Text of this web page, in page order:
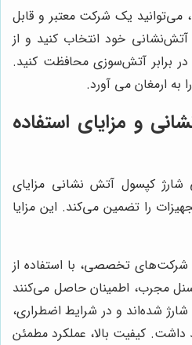
می‌توانید یک شرکت معتبر و قابل
آتش‌نشانی خود انتخاب کنید و از
برابر آتش‌سوزی محافظت کنید.
به ارمغان می آورد.
و مزایای استفاده
کپسول آتش نشانی مزایای
را تضمین می‌کند. این مزایا
شرکت‌های تخصصی، با استفاده از
مجرب، اطمینان حاصل می‌کنند
شده‌اند و در شرایط اضطراری،
داشت. کیفیت بالا، عملکرد مطمئن